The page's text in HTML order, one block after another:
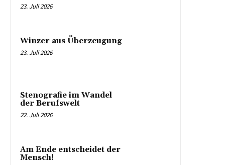
23. Juli 2026
Winzer aus Überzeugung
23. Juli 2026
Stenografie im Wandel
der Berufswelt
22. Juli 2026
Am Ende entscheidet der
Mensch!